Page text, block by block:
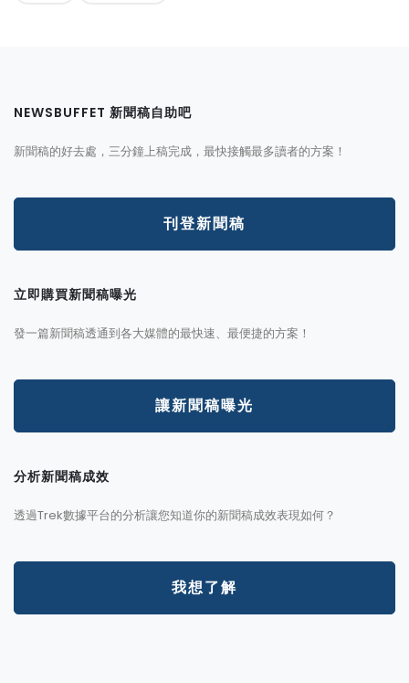
NEWSBUFFET 新聞稿自助吧
新聞稿的好去處，三分鐘上稿完成，最快接觸最多讀者的方案！
刊登新聞稿
立即購買新聞稿曝光
發一篇新聞稿透通到各大媒體的最快速、最便捷的方案！
讓新聞稿曝光
分析新聞稿成效
透過Trek數據平台的分析讓您知道你的新聞稿成效表現如何？
我想了解